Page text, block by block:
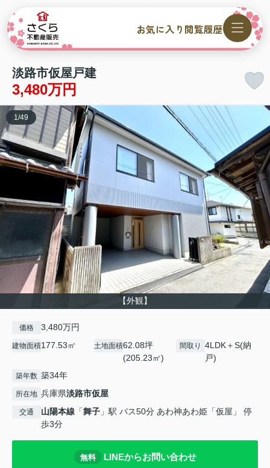
お気に入り 閲覧履歴
淡路市仮屋戸建
3,480万円
【外観】
1 /49
価格 3,480万円
建物面積177.53㎡ 土地面積62.08坪
(205.23㎡)
間取り
4LDK＋S(納
戸)
築年数 築34年
所在地 兵庫県淡路市仮屋
交通 山陽本線 「舞子 」駅 バス50分 あわ神あわ姫「仮屋」 停
歩3分
無料 LINEからお問い合わせ